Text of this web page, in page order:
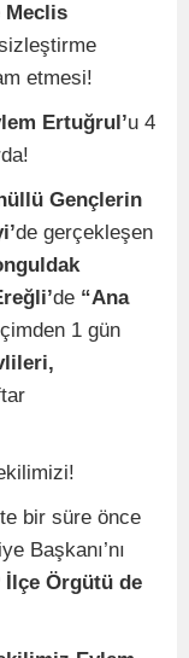
Meclis
etmesi!
Ertuğrul’u 4
Gençlerin
de gerçekleşen
de “Ana
1 gün
bir süre önce
Başkanı’nı
İlçe Örgütü de